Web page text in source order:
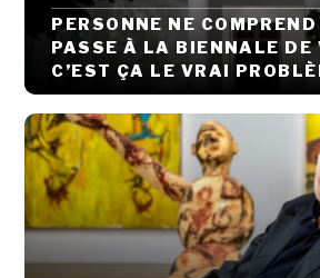
PERSONNE NE
PASSE À LA BIENNALE DE
C’EST ÇA LE VRAI